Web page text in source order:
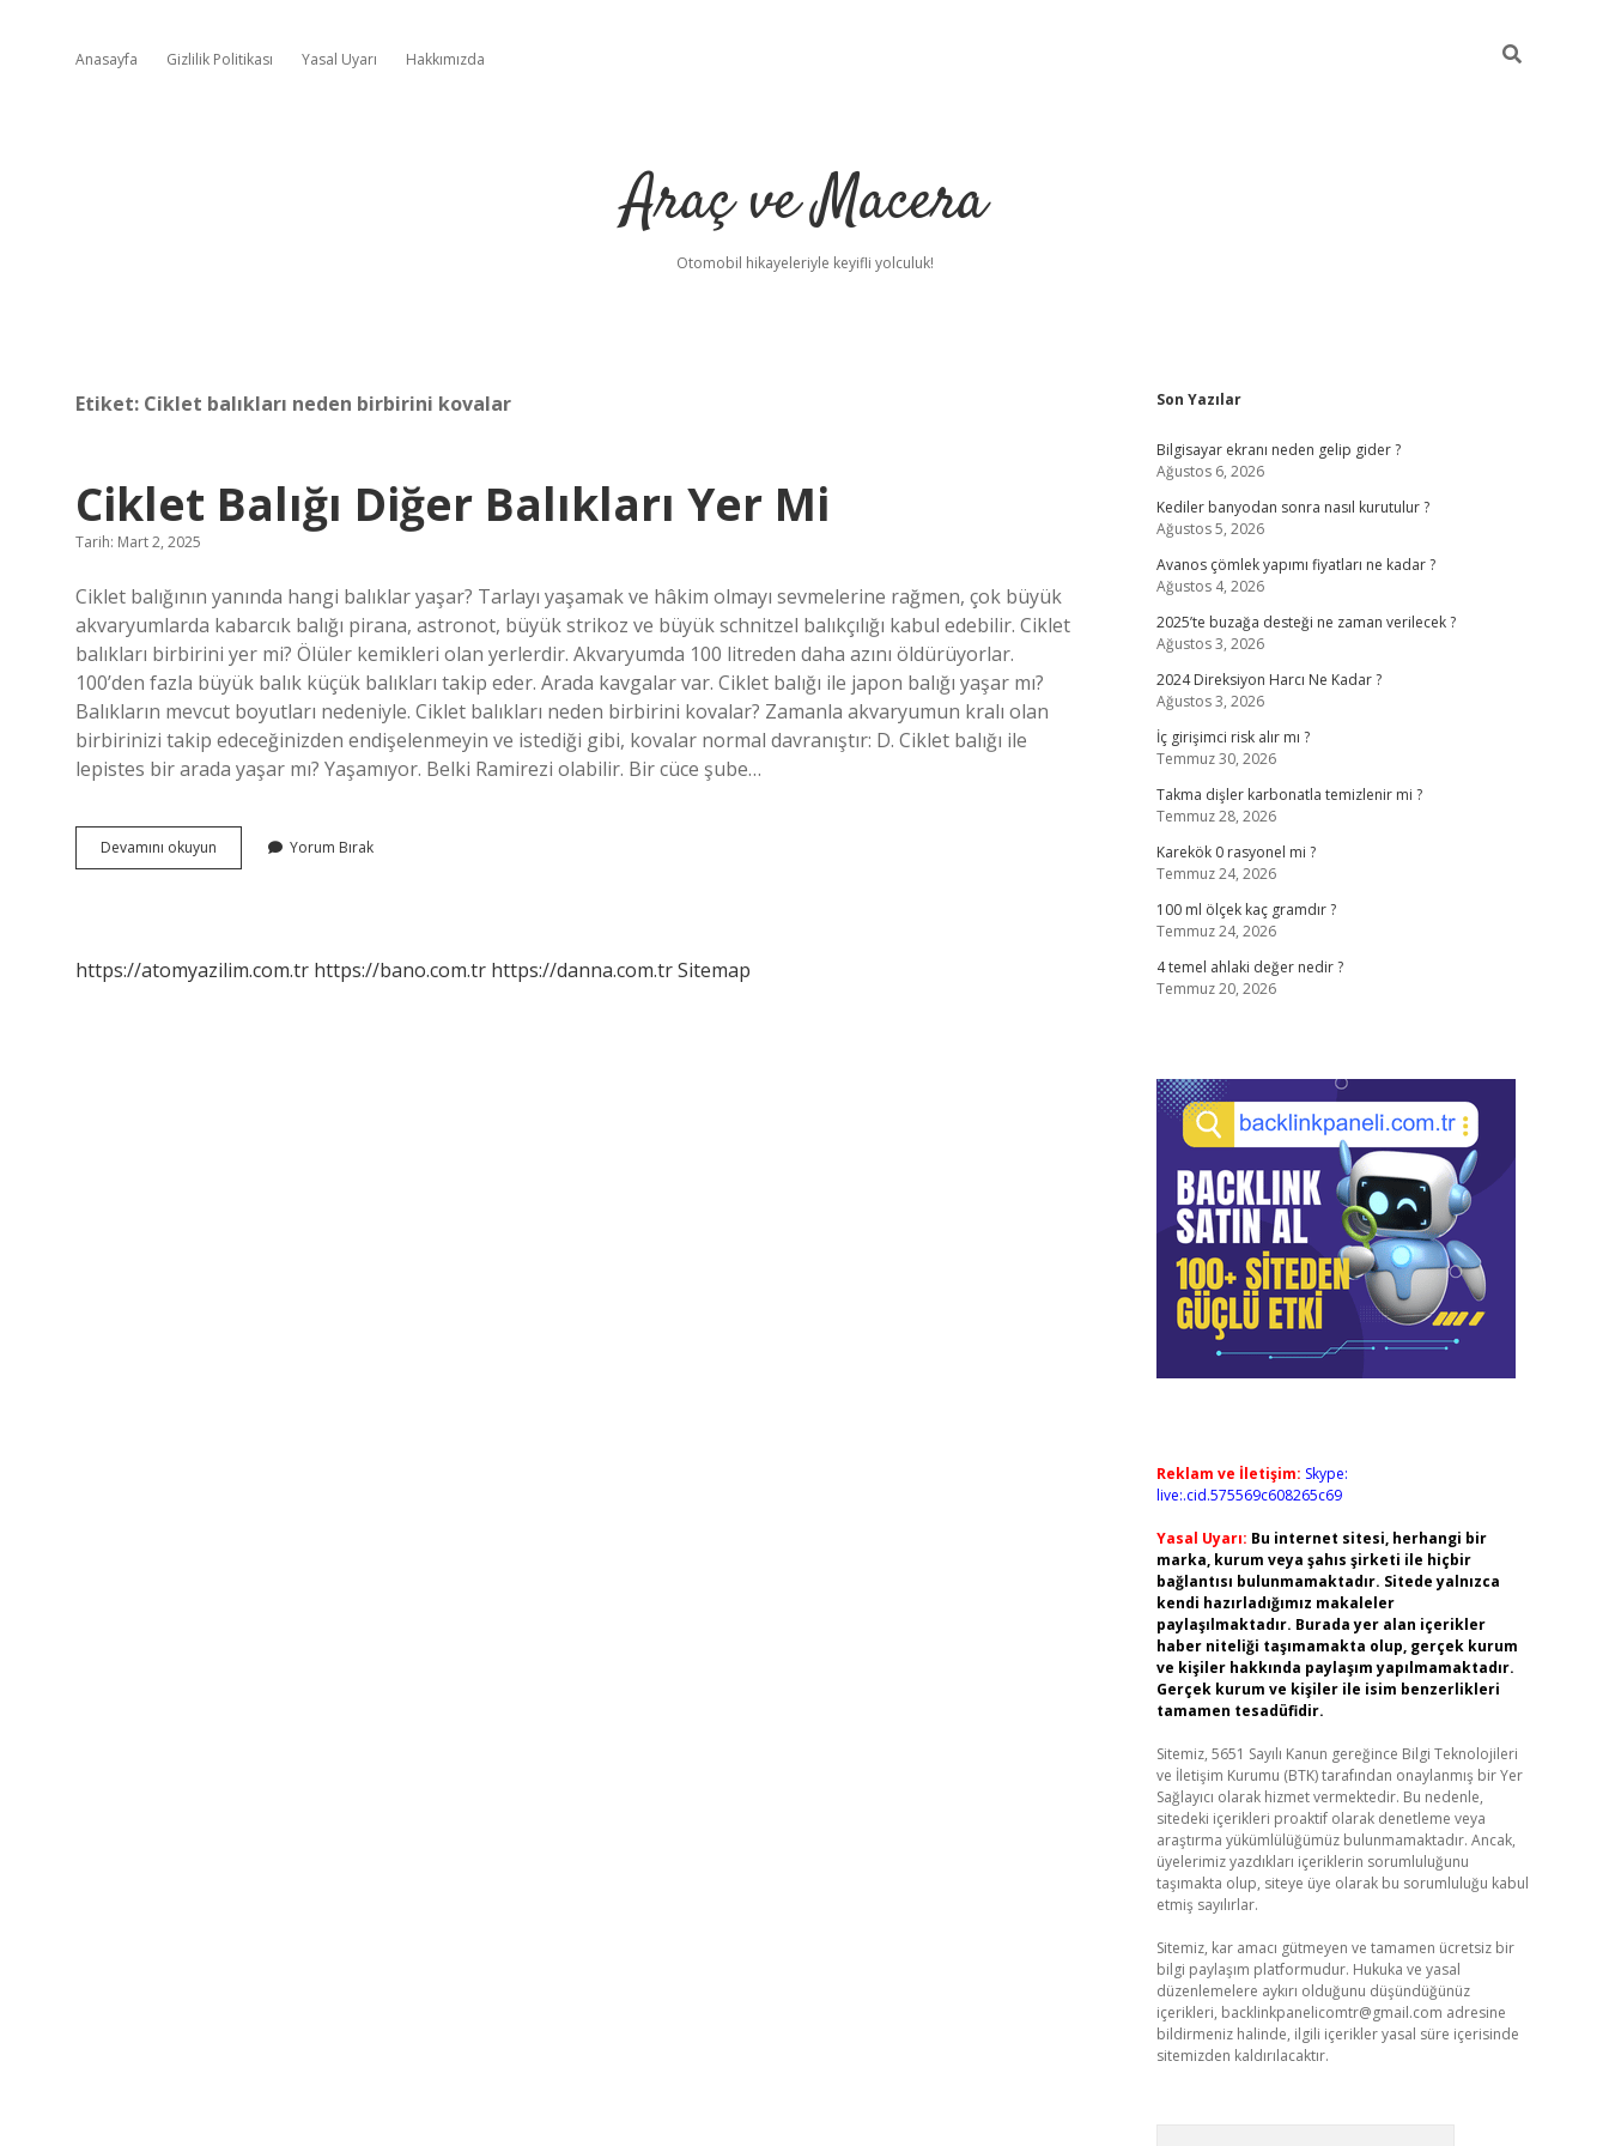
Anasayfa Gizlilik Politikası Yasal Uyarı Hakkımızda
Araç ve Macera
Otomobil hikayeleriyle keyifli yolculuk!
Etiket: Ciklet balıkları neden birbirini kovalar
Ciklet Balığı Diğer Balıkları Yer Mi
Tarih: Mart 2, 2025
Ciklet balığının yanında hangi balıklar yaşar? Tarlayı yaşamak ve hâkim olmayı sevmelerine rağmen, çok büyük
akvaryumlarda kabarcık balığı pirana, astronot, büyük strikoz ve büyük schnitzel balıkçılığı kabul edebilir. Ciklet
balıkları birbirini yer mi? Ölüler kemikleri olan yerlerdir. Akvaryumda 100 litreden daha azını öldürüyorlar.
100’den fazla büyük balık küçük balıkları takip eder. Arada kavgalar var. Ciklet balığı ile japon balığı yaşar mı?
Balıkların mevcut boyutları nedeniyle. Ciklet balıkları neden birbirini kovalar? Zamanla akvaryumun kralı olan
birbirinizi takip edeceğinizden endişelenmeyin ve istediği gibi, kovalar normal davranıştır: D. Ciklet balığı ile
lepistes bir arada yaşar mı? Yaşamıyor. Belki Ramirezi olabilir. Bir cüce şube…
Devamını okuyun
Balığı
Yorum Bırak
https://atomyazilim.com.tr https://bano.com.tr https://danna.com.trSitemap
Sidebar
Son Yazılar
Bilgisayar ekranı neden gelip gider ?
Ağustos 6, 2026
Kediler banyodan sonra nasıl kurutulur ?
Ağustos 5, 2026
Avanos çömlek yapımı fiyatları ne kadar ?
Ağustos 4, 2026
2025’te buzağa desteği ne zaman verilecek ?
Ağustos 3, 2026
2024 Direksiyon Harcı Ne Kadar ?
Ağustos 3, 2026
İç girişimci risk alır mı ?
Temmuz 30, 2026
Takma dişler karbonatla temizlenir mi ?
Temmuz 28, 2026
Karekök 0 rasyonel mi ?
Temmuz 24, 2026
100 ml ölçek kaç gramdır ?
Temmuz 24, 2026
4 temel ahlaki değer nedir ?
Temmuz 20, 2026
Reklam ve İletişim: Skype:
live:.cid.575569c608265c69
Yasal Uyarı: Bu internet sitesi, herhangi bir
marka, kurum veya şahıs şirketi ile hiçbir
bağlantısı bulunmamaktadır. Sitede yalnızca
kendi hazırladığımız makaleler
paylaşılmaktadır. Burada yer alan içerikler
haber niteliği taşımamakta olup, gerçek kurum
ve kişiler hakkında paylaşım yapılmamaktadır.
Gerçek kurum ve kişiler ile isim benzerlikleri
tamamen tesadüfidir.
Sitemiz, 5651 Sayılı Kanun gereğince Bilgi Teknolojileri
ve İletişim Kurumu (BTK) tarafından onaylanmış bir Yer
Sağlayıcı olarak hizmet vermektedir. Bu nedenle,
sitedeki içerikleri proaktif olarak denetleme veya
araştırma yükümlülüğümüz bulunmamaktadır. Ancak,
üyelerimiz yazdıkları içeriklerin sorumluluğunu
taşımakta olup, siteye üye olarak bu sorumluluğu kabul
etmiş sayılırlar.
Sitemiz, kar amacı gütmeyen ve tamamen ücretsiz bir
bilgi paylaşım platformudur. Hukuka ve yasal
düzenlemelere aykırı olduğunu düşündüğünüz
içerikleri, backlinkpanelicomtr@gmail.com adresine
bildirmeniz halinde, ilgili içerikler yasal süre içerisinde
sitemizden kaldırılacaktır.